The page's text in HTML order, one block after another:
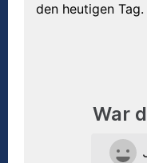
den heutigen Tag.
War